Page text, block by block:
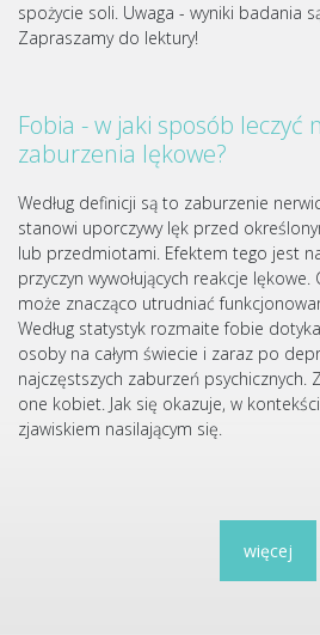
spożycie soli. Uwaga - wyniki badania
Zapraszamy do lektury!
Fobia - w jaki sposób leczyć
zaburzenia lękowe?
Według definicji są to zaburzenie
stanowi uporczywy lęk przed
lub przedmiotami. Efektem tego jest
przyczyn wywołujących reakcje
może znacząco utrudniać
Według statystyk rozmaite fobie
osoby na całym świecie i zaraz po
najczęstszych zaburzeń psychicznych.
one kobiet. Jak się okazuje, w
zjawiskiem nasilającym się.
więcej